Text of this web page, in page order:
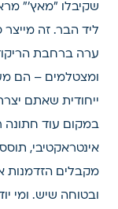
שקיבלו "מאץ'"
ליד הבר. זה
ערה ברחבת
ומצטלמים – הם
ייחודית שאתם
במקום עוד חתונה
אינטראקטיבי,
מקבלים הזדמנות
ובטוחה שיש. ומי